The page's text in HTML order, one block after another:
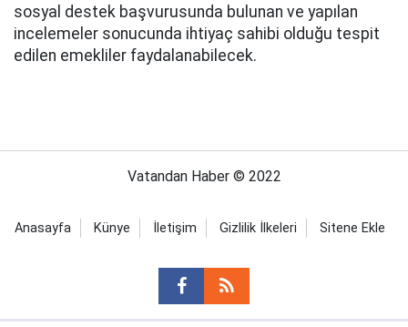
sosyal destek başvurusunda bulunan ve yapılan
incelemeler sonucunda ihtiyaç sahibi olduğu tespit
edilen emekliler faydalanabilecek.
Vatandan Haber © 2022
Anasayfa Künye İletişim Gizlilik İlkeleri Sitene Ekle